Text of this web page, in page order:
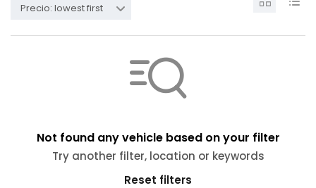
Precio: lowest first
Not found any vehicle based on your filter
Try another filter, location or keywords
Reset filters